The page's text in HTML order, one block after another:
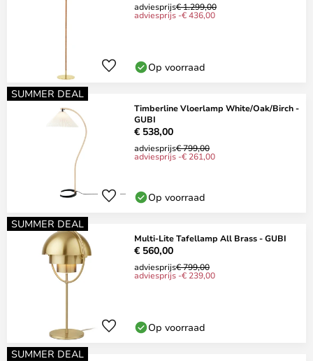
adviesprijs€ 1.299,00
adviesprijs -€ 436,00
Op voorraad
SUMMER DEAL
Timberline Vloerlamp White/Oak/Birch -
GUBI
€ 538,00
adviesprijs€ 799,00
adviesprijs -€ 261,00
Op voorraad
SUMMER DEAL
Multi-Lite Tafellamp All Brass - GUBI
€ 560,00
adviesprijs€ 799,00
adviesprijs -€ 239,00
Op voorraad
SUMMER DEAL